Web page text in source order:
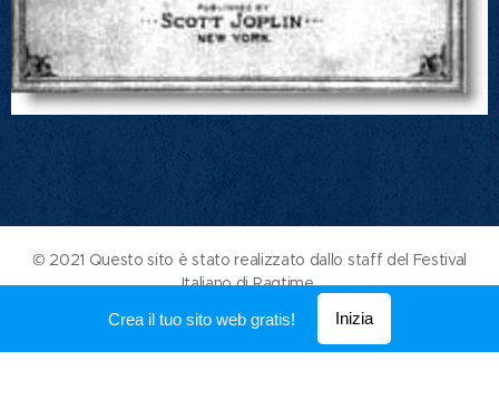
© 2021 Questo sito è stato realizzato dallo staff del Festival
Italiano di Ragtime
Creato conWebnode
Crea il tuo sito web gratis! Inizia